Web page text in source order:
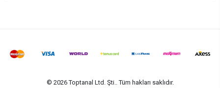
© 2026 Toptanal Ltd. Şti.. Tüm hakları saklıdır.